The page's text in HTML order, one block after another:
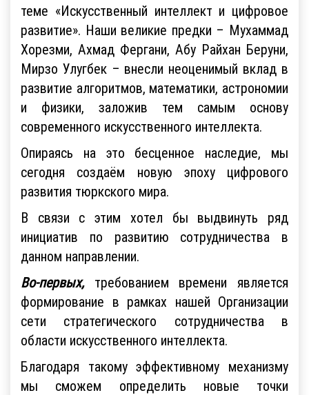
теме «Искусственный интеллект и цифровое
развитие». Наши великие предки – Мухаммад
Хорезми, Ахмад Фергани, Абу Райхан Беруни,
Мирзо Улугбек – внесли неоценимый вклад в
развитие алгоритмов, математики, астрономии
и физики, заложив тем самым основу
современного искусственного интеллекта.
Опираясь на это бесценное наследие, мы
сегодня создаём новую эпоху цифрового
развития тюркского мира.
В связи с этим хотел бы выдвинуть ряд
инициатив по развитию сотрудничества в
данном направлении.
Во-первых, требованием времени является
формирование в рамках нашей Организации
сети стратегического сотрудничества в
области искусственного интеллекта.
Благодаря такому эффективному механизму
мы сможем определить новые точки